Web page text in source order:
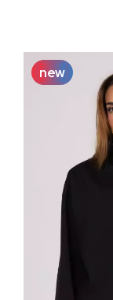
new